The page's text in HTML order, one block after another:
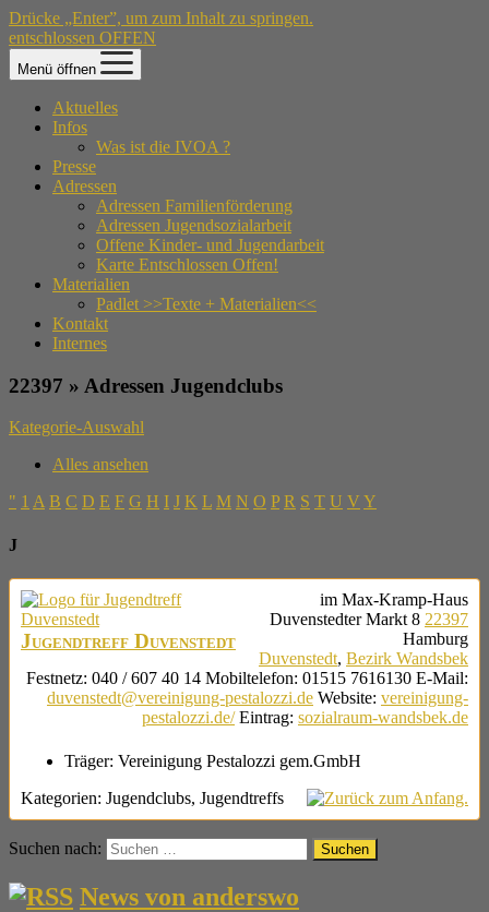
Drücke „Enter”, um zum Inhalt zu springen.
entschlossen OFFEN
Menü öffnen
Aktuelles
Infos
Was ist die IVOA ?
Presse
Adressen
Adressen Familienförderung
Adressen Jugendsozialarbeit
Offene Kinder- und Jugendarbeit
Karte Entschlossen Offen!
Materialien
Padlet >>Texte + Materialien<<
Kontakt
Internes
22397 » Adressen Jugendclubs
Kategorie-Auswahl
Alles ansehen
" 1 A B C D E F G H I J K L M N O P R S T U V Y
J
Jugendtreff Duvenstedt
im Max-Kramp-Haus
Duvenstedter Markt 8 22397
Hamburg
Duvenstedt, Bezirk Wandsbek
Festnetz: 040 / 607 40 14 Mobiltelefon: 01515 7616130 E-Mail:
duvenstedt@vereinigung-pestalozzi.de Website: vereinigung-
pestalozzi.de/ Eintrag: sozialraum-wandsbek.de
Träger: Vereinigung Pestalozzi gem.GmbH
Kategorien: Jugendclubs, Jugendtreffs
Suchen nach:
News von anderswo